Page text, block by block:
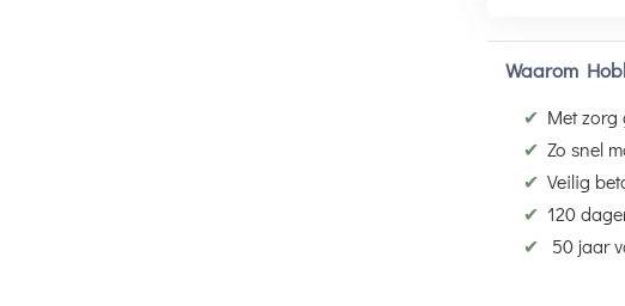
Waarom
✔ Met zorg
✔ Zo snel
✔ Veilig
✔ 120
✔
50 jaar